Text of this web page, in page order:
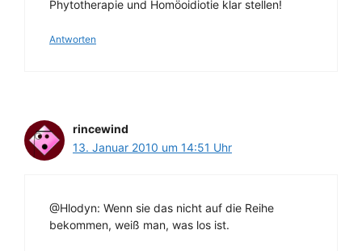
Phytotherapie und Homöoidiotie klar stellen!
Antworten
rincewind
13. Januar 2010 um 14:51 Uhr
@Hlodyn: Wenn sie das nicht auf die Reihe
bekommen, weiß man, was los ist.